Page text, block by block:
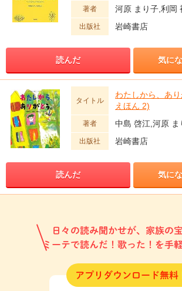
著者 河原 まり子,利岡
出版社 岩崎書店
読んだ 気に
タイトル
わたしから、あ
えほん 2)
著者 中島 啓江,河原 ま
出版社 岩崎書店
読んだ 気に
日々の読み聞かせが、家族の
ミーテで読んだ！歌った！を手
アプリダウンロード無料